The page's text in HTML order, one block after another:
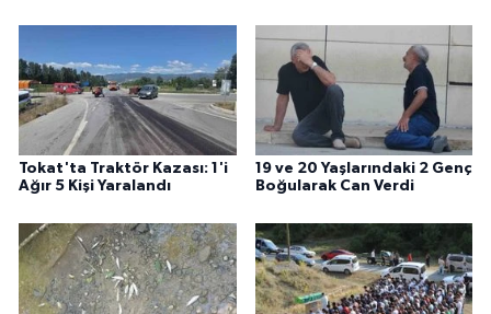
Tokat'ta Traktör Kazası: 1'i
Ağır 5 Kişi Yaralandı
19 ve 20 Yaşlarındaki 2 Genç
Boğularak Can Verdi